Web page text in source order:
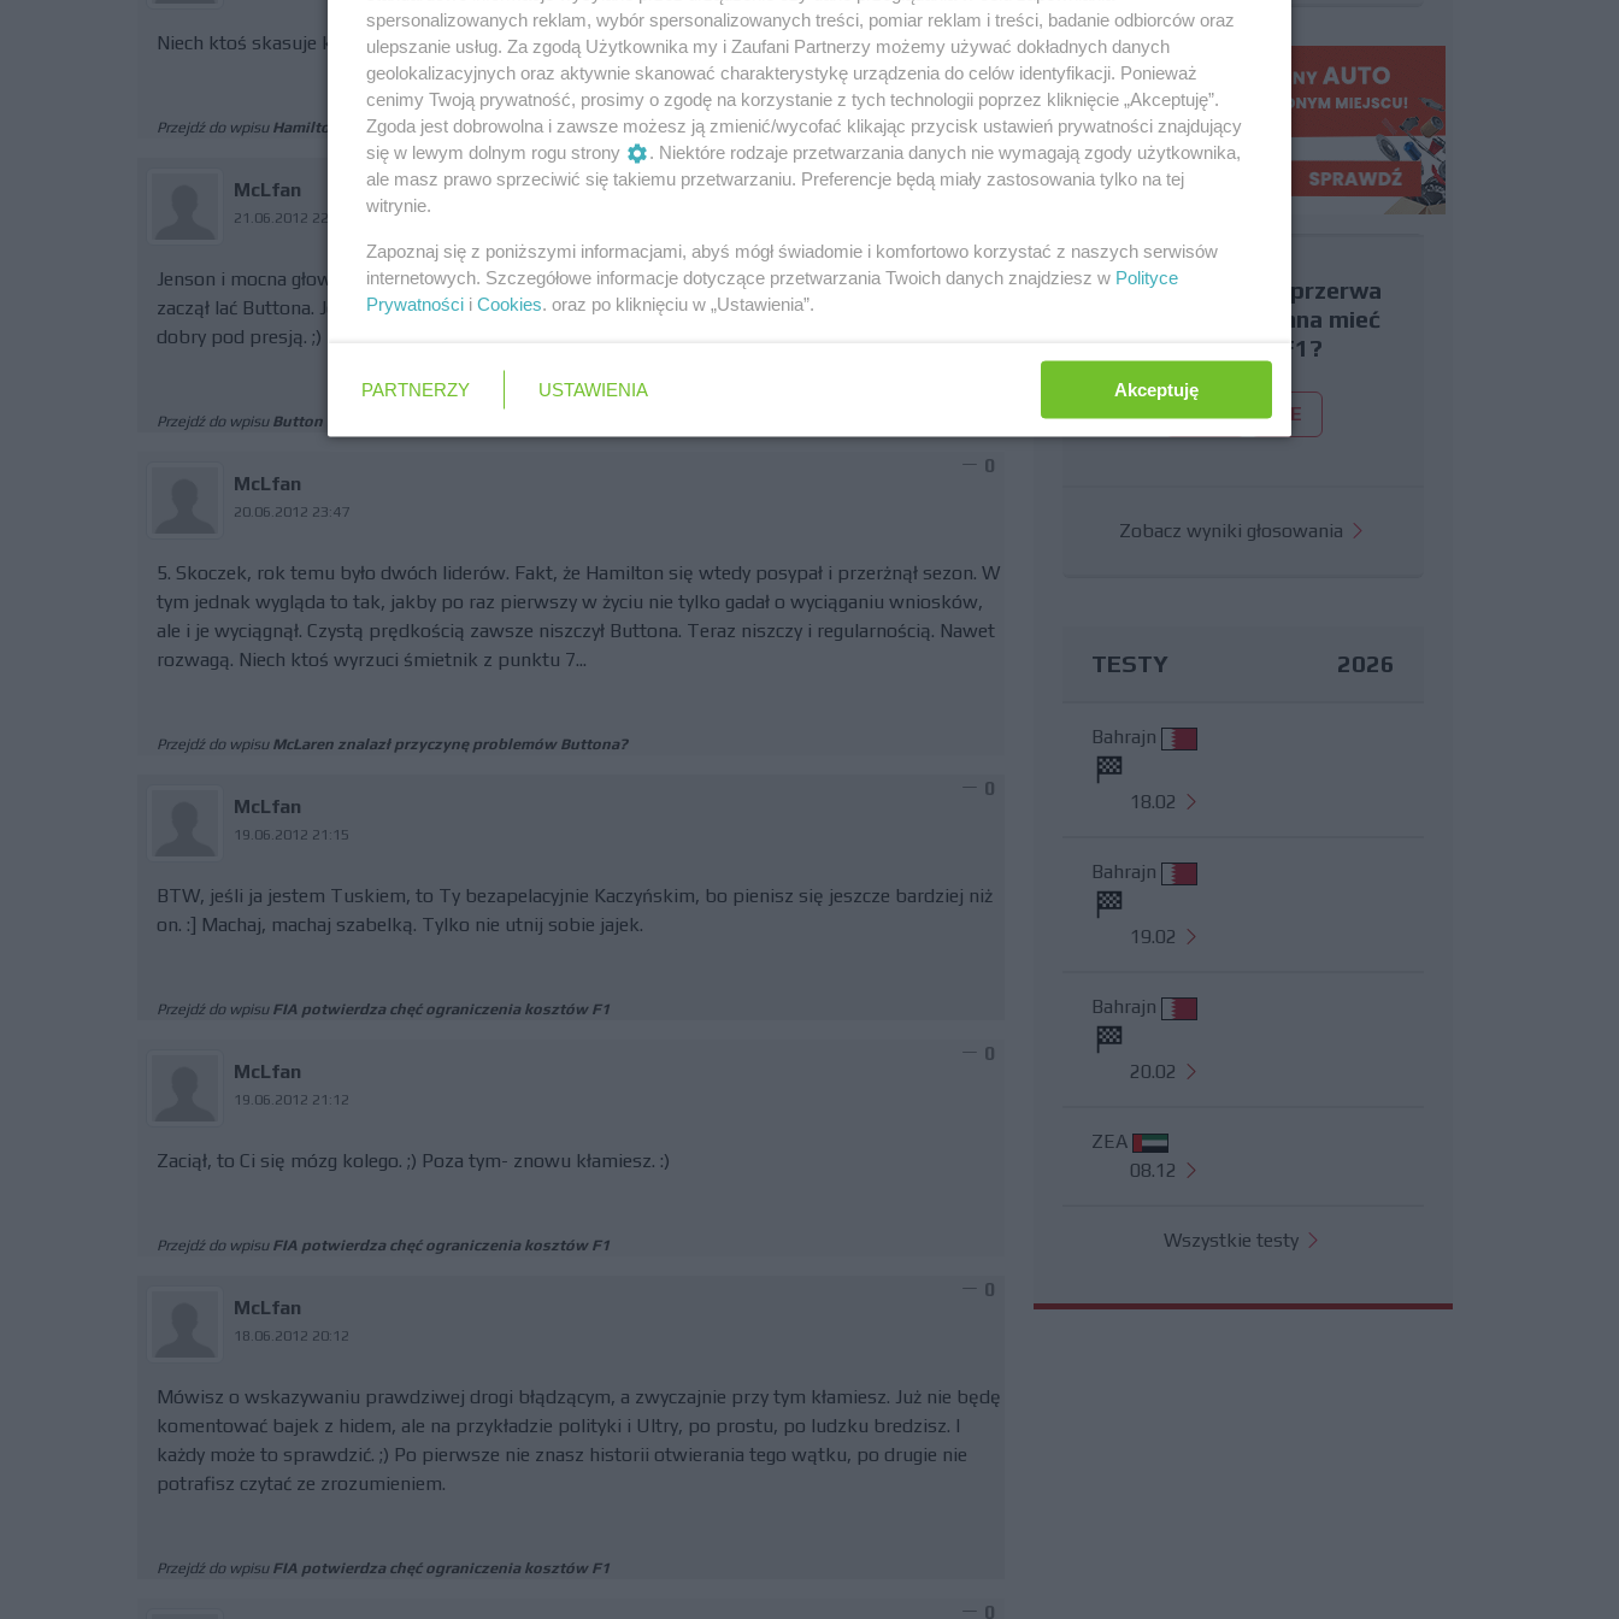
Niech ktoś skasuje konto temu idiocie wyżej...
Przejdź do wpisu Hamilton: to będą twarde negocjacje
McLfan
21.06.2012 22:31
0
Jenson i mocna głowa? Już zapomniałeś sezon 2009, gdy Brawn zaczął mieć problemy? Nagle Barri
zaczął lać Buttona. Jens nie dość, że wymaga idealnie ustawionego auta, to jeszcze nie jest zbyt
dobry pod presją. ;)
Przejdź do wpisu Button liczy na odzyskanie formy
McLfan
20.06.2012 23:47
0
5. Skoczek, rok temu było dwóch liderów. Fakt, że Hamilton się wtedy posypał i przerżnął sezon. W
tym jednak wygląda to tak, jakby po raz pierwszy w życiu nie tylko gadał o wyciąganiu wniosków,
ale i je wyciągnął. Czystą prędkością zawsze niszczył Buttona. Teraz niszczy i regularnością. Nawet
rozwagą. Niech ktoś wyrzuci śmietnik z punktu 7...
Przejdź do wpisu McLaren znalazł przyczynę problemów Buttona?
McLfan
19.06.2012 21:15
0
BTW, jeśli ja jestem Tuskiem, to Ty bezapelacyjnie Kaczyńskim, bo pienisz się jeszcze bardziej niż
on. :] Machaj, machaj szabelką. Tylko nie utnij sobie jajek.
Przejdź do wpisu FIA potwierdza chęć ograniczenia kosztów F1
McLfan
19.06.2012 21:12
0
Zaciął, to Ci się mózg kolego. ;) Poza tym- znowu kłamiesz. :)
Przejdź do wpisu FIA potwierdza chęć ograniczenia kosztów F1
McLfan
18.06.2012 20:12
0
Mówisz o wskazywaniu prawdziwej drogi błądzącym, a zwyczajnie przy tym kłamiesz. Już nie będę
komentować bajek z hidem, ale na przykładzie polityki i Ultry, po prostu, po ludzku bredzisz. I
każdy może to sprawdzić. ;) Po pierwsze nie znasz historii otwierania tego wątku, po drugie nie
potrafisz czytać ze zrozumieniem.
Przejdź do wpisu FIA potwierdza chęć ograniczenia kosztów F1
0
Czy uważasz, że przerwa
wakacyjna powinna mieć
miejsce w F1?
TAK NIE
Zobacz wyniki głosowania
TESTY 2026
Bahrajn
18.02
Bahrajn
19.02
Bahrajn
20.02
ZEA
08.12
Wszystkie testy
spersonalizowanych reklam, wybór spersonalizowanych treści, pomiar reklam i treści, badanie odbiorców oraz
ulepszanie usług. Za zgodą Użytkownika my i Zaufani Partnerzy możemy używać dokładnych danych
geolokalizacyjnych oraz aktywnie skanować charakterystykę urządzenia do celów identyfikacji. Ponieważ
cenimy Twoją prywatność, prosimy o zgodę na korzystanie z tych technologii poprzez kliknięcie „Akceptuję”.
Zgoda jest dobrowolna i zawsze możesz ją zmienić/wycofać klikając przycisk ustawień prywatności znajdujący
się w lewym dolnym rogu strony
. Niektóre rodzaje przetwarzania danych nie wymagają zgody użytkownika,
ale masz prawo sprzeciwić się takiemu przetwarzaniu. Preferencje będą miały zastosowania tylko na tej
witrynie.
Zapoznaj się z poniższymi informacjami, abyś mógł świadomie i komfortowo korzystać z naszych serwisów
internetowych. Szczegółowe informacje dotyczące przetwarzania Twoich danych znajdziesz w Polityce
Prywatności i Cookies. oraz po kliknięciu w „Ustawienia”.
PARTNERZY USTAWIENIA Akceptuję